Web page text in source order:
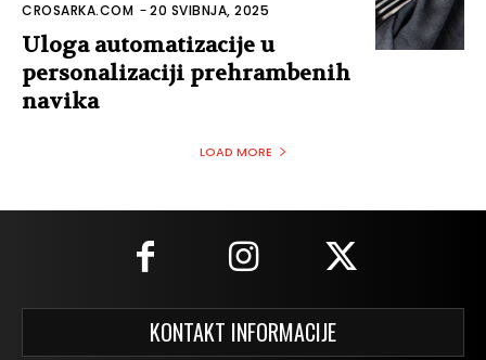
CROSARKA.COM -20 SVIBNJA, 2025
Uloga automatizacije u
personalizaciji prehrambenih
navika
LOAD MORE
KONTAKT INFORMACIJE